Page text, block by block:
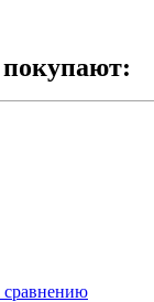
сравнению